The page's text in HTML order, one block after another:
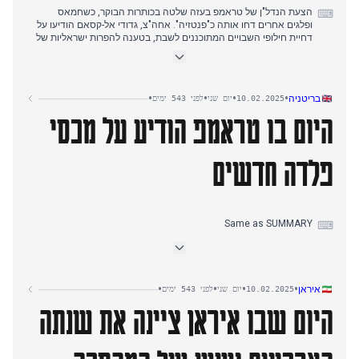
שמרמז על מתחים פוליטיים פנימיים.
⌨ הצעת הנדל"ן של טראמפ בעזה שלטה בכותרות הבוקר, כשחמאס
ופלגים אחרים דחו אותה כ"פנטזיה". אחה"צ, גדודי אל-קסאם הודיעו על
דחיית חילופי השבויים המתוכננים לשבת, בטענה להפרות ישראליות של
לאומיים. במקביל, דווח על פינוי נרחב במחנות בצפון הגדה, כש-500
נחתם מזכר הבנות בשווי 80 מיליון דולר להערכת נזקים והקמת מקלטים
התמקד הסיקור בחששות המתווכים מקריסת הפסקת האש.
בריטניה•
10.02.2025
•יום שני•לפני 543 ימים •
היום בו טראמפ הודיע על מכסי
פלדה חדשים
⌨
Same as SUMMARY
איראן•
10.02.2025
•יום שני•לפני 543 ימים •
היום שבו איראן ציינה את שנתה